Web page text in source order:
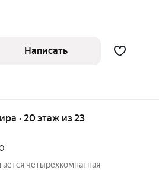
мастер-спальня со своей
Написать
· 20 этаж из 23
четырехкомнатная